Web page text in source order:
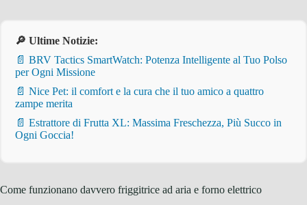
🔎 Ultime Notizie:
📄 BRV Tactics SmartWatch: Potenza Intelligente al Tuo Polso
per Ogni Missione
📄 Nice Pet: il comfort e la cura che il tuo amico a quattro
zampe merita
📄 Estrattore di Frutta XL: Massima Freschezza, Più Succo in
Ogni Goccia!
Come funzionano davvero friggitrice ad aria e forno elettrico